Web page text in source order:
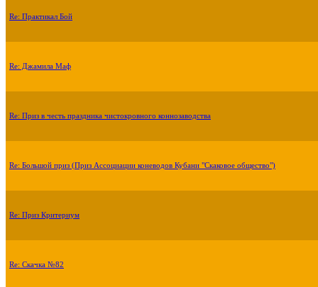
Re: Практикал Бой
Re: Джамила Маф
Re: Приз в честь праздника чистокровного коннозаводства
Re: Большой приз (Приз Ассоциации коневодов Кубани "Скаковое общество")
Re: Приз Критериум
Re: Скачка №82